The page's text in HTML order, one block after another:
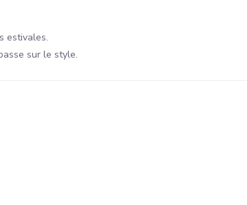
estivales.
sur le style.